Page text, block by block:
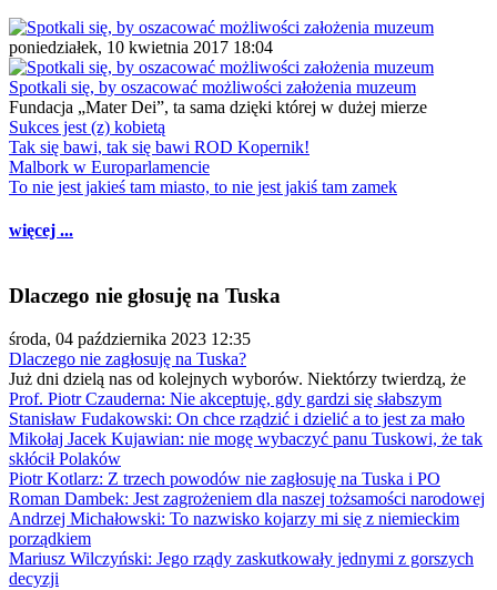
poniedziałek, 10 kwietnia 2017 18:04
Spotkali się, by oszacować możliwości założenia muzeum
Fundacja „Mater Dei”, ta sama dzięki której w dużej mierze
Sukces jest (z) kobietą
Tak się bawi, tak się bawi ROD Kopernik!
Malbork w Europarlamencie
To nie jest jakieś tam miasto, to nie jest jakiś tam zamek
więcej ...
Dlaczego nie głosuję na Tuska
środa, 04 października 2023 12:35
Dlaczego nie zagłosuję na Tuska?
Już dni dzielą nas od kolejnych wyborów. Niektórzy twierdzą, że
Prof. Piotr Czauderna: Nie akceptuję, gdy gardzi się słabszym
Stanisław Fudakowski: On chce rządzić i dzielić a to jest za mało
Mikołaj Jacek Kujawian: nie mogę wybaczyć panu Tuskowi, że tak
skłócił Polaków
Piotr Kotlarz: Z trzech powodów nie zagłosuję na Tuska i PO
Roman Dambek: Jest zagrożeniem dla naszej tożsamości narodowej
Andrzej Michałowski: To nazwisko kojarzy mi się z niemieckim
porządkiem
Mariusz Wilczyński: Jego rządy zaskutkowały jednymi z gorszych
decyzji